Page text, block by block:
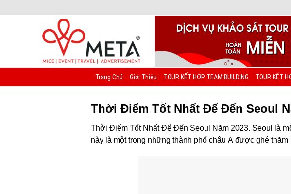
Trang Chủ Giới Thiệu TOUR KẾT HỢP TEAM BUILDING TOUR KẾT
Thời Điểm Tốt Nhất Để Đến Seoul
Thời Điểm Tốt Nhất Để Đến Seoul Năm 2023. Seoul là
này là một trong những thành phố châu Á được ghé